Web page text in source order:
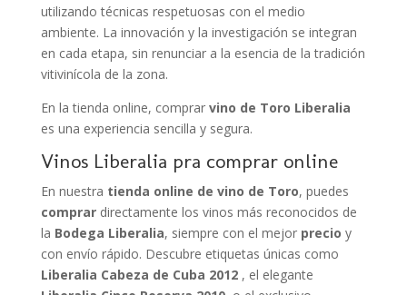
utilizando técnicas respetuosas con el medio
ambiente. La innovación y la investigación se integran
en cada etapa, sin renunciar a la esencia de la tradición
vitivinícola de la zona.
En la tienda online, comprar vino de Toro Liberalia
es una experiencia sencilla y segura.
Vinos Liberalia pra comprar online
En nuestra tienda online de vino de Toro, puedes
comprardirectamente los vinos más reconocidos de
la Bodega Liberalia, siempre con el mejor precio y
con envío rápido. Descubre etiquetas únicas como
Liberalia Cabeza de Cuba 2012 , el elegante